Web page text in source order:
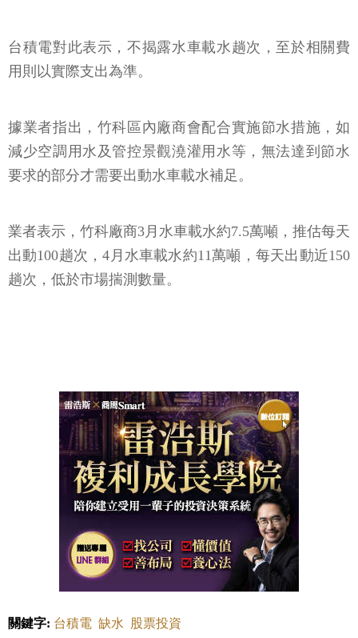
台積電對此表示，不揭露水車載水趟次，至於相關費
用則以實際支出為準。
據業者指出，竹科區內廠商會配合實施節水措施，如
減少空調用水及管控景觀澆灌用水等，無法達到節水
要求的部分才需要出動水車載水補足。
業者表示，竹科廠商3月水車載水約7.5萬噸，推估每天
出動100趟次，4月水車載水約11萬噸，每天出動近150
趟次，低於市場揣測數量。
關鍵字: 台積電 缺水 股票投資